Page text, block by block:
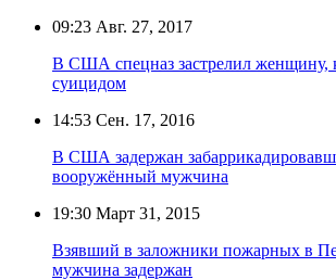
09:23 Авг. 27, 2017
В США спецназ застрелил женщину,
суицидом
14:53 Сен. 17, 2016
В США задержан
вооружённый мужчина
19:30 Март 31, 2015
Взявший в заложники пожарных в
мужчина задержан